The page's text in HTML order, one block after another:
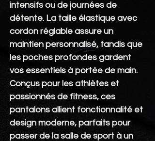
intensifs ou de journées de
détente. La taille élastique avec
cordon réglable assure un
maintien personnalisé, tandis que
les poches profondes gardent
vos essentiels à portée de main.
Conçus pour les athlètes et
passionnés de fitness, ces
pantalons allient fonctionnalité et
design moderne, parfaits pour
passer de la salle de sport à un